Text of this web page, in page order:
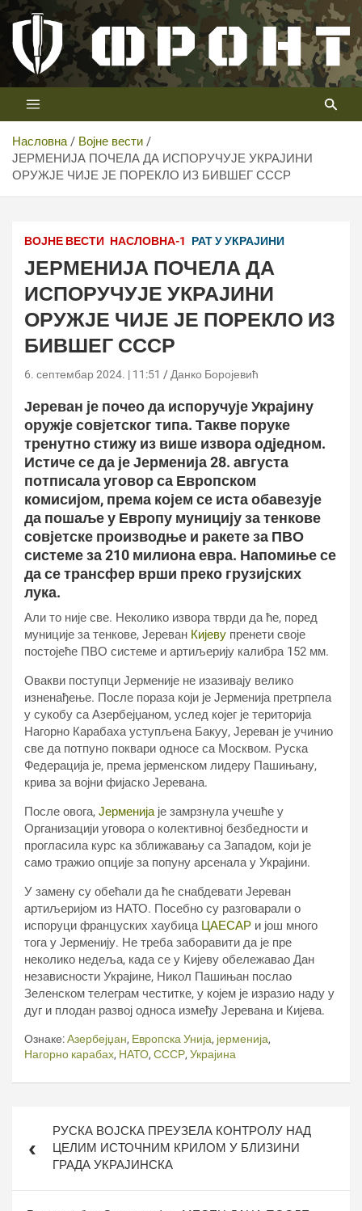
Скип
цонтент
Телевизија ФРОНТ
Први војни канал у Србији
Насловна
Војне вести
ЈЕРМЕНИЈА ПОЧЕЛА ДА ИСПОРУЧУЈЕ УКРАЈИНИ
ОРУЖЈЕ ЧИЈЕ ЈЕ ПОРЕКЛО ИЗ БИВШЕГ СССР
ВОЈНЕ ВЕСТИ НАСЛОВНА-1 РАТ У УКРАЈИНИ
ЈЕРМЕНИЈА ПОЧЕЛА ДА
ИСПОРУЧУЈЕ УКРАЈИНИ
ОРУЖЈЕ ЧИЈЕ ЈЕ ПОРЕКЛО ИЗ
БИВШЕГ СССР
6. септембар 2024. | 11:51 Данко Боројевић
Јереван је почео да испоручује Украјину
оружје совјетског типа. Такве поруке
тренутно стижу из више извора одједном.
Истиче се да је Јерменија 28. августа
потписала уговор са Европском
комисијом, према којем се иста обавезује
да пошаље у Европу муницију за тенкове
совјетске производње и ракете за ПВО
системе за 210 милиона евра. Напомиње се
да се трансфер врши преко грузијских
лука.
Али то није све. Неколико извора тврди да ће, поред
муниције за тенкове, Јереван Кијеву пренети своје
постојеће ПВО системе и артиљерију калибра 152 мм.
Овакви поступци Јерменије не изазивају велико
изненађење. После пораза који је Јерменија претрпела
у сукобу са Азербејџаном, услед којег је територија
Нагорно Карабаха уступљена Бакуу, Јереван је учинио
све да потпуно поквари односе са Москвом. Руска
Федерација је, према јерменском лидеру Пашињану,
крива за војни фијаско Јеревана.
После овога, Јерменија је замрзнула учешће у
Организацији уговора о колективној безбедности и
прогласила курс ка зближавању са Западом, који је
само тражио опције за попуну арсенала у Украјини.
У замену су обећали да ће снабдевати Јереван
артиљеријом из НАТО. Посебно су разговарали о
испоруци француских хаубица ЦАЕСАР и још много
тога у Јерменију. Не треба заборавити да је пре
неколико недеља, када се у Кијеву обележавао Дан
независности Украјине, Никол Пашињан послао
Зеленском телеграм честитке, у којем је изразио наду у
дуг и плодан развој односа између Јеревана и Кијева.
Ознаке:Азербејџан, Европска Унија, јерменија,
Нагорно карабах, НАТО, СССР, Украјина
чланкаРУСКА ВОЈСКА ПРЕУЗЕЛА КОНТРОЛУ НАД
ЦЕЛИМ ИСТОЧНИМ КРИЛОМ У БЛИЗИНИ
ГРАДА УКРАЈИНСКА